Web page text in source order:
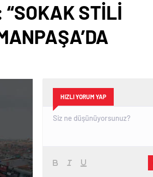
“SOKAK STİLİ
HIZLI YORUM YAP